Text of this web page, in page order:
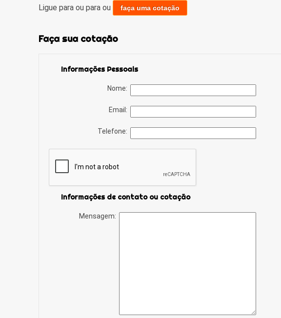
Ligue para ou para ou faça uma cotação
Faça sua cotação
Informações Pessoais
Nome:
Email:
Telefone:
Informações de contato ou cotação
Mensagem: